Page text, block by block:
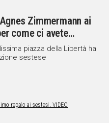
Zimmermann ai
come ci avete
piazza della Libertà ha
sestese